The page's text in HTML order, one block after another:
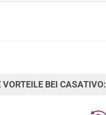
VORTEILE BEI CASATIVO: